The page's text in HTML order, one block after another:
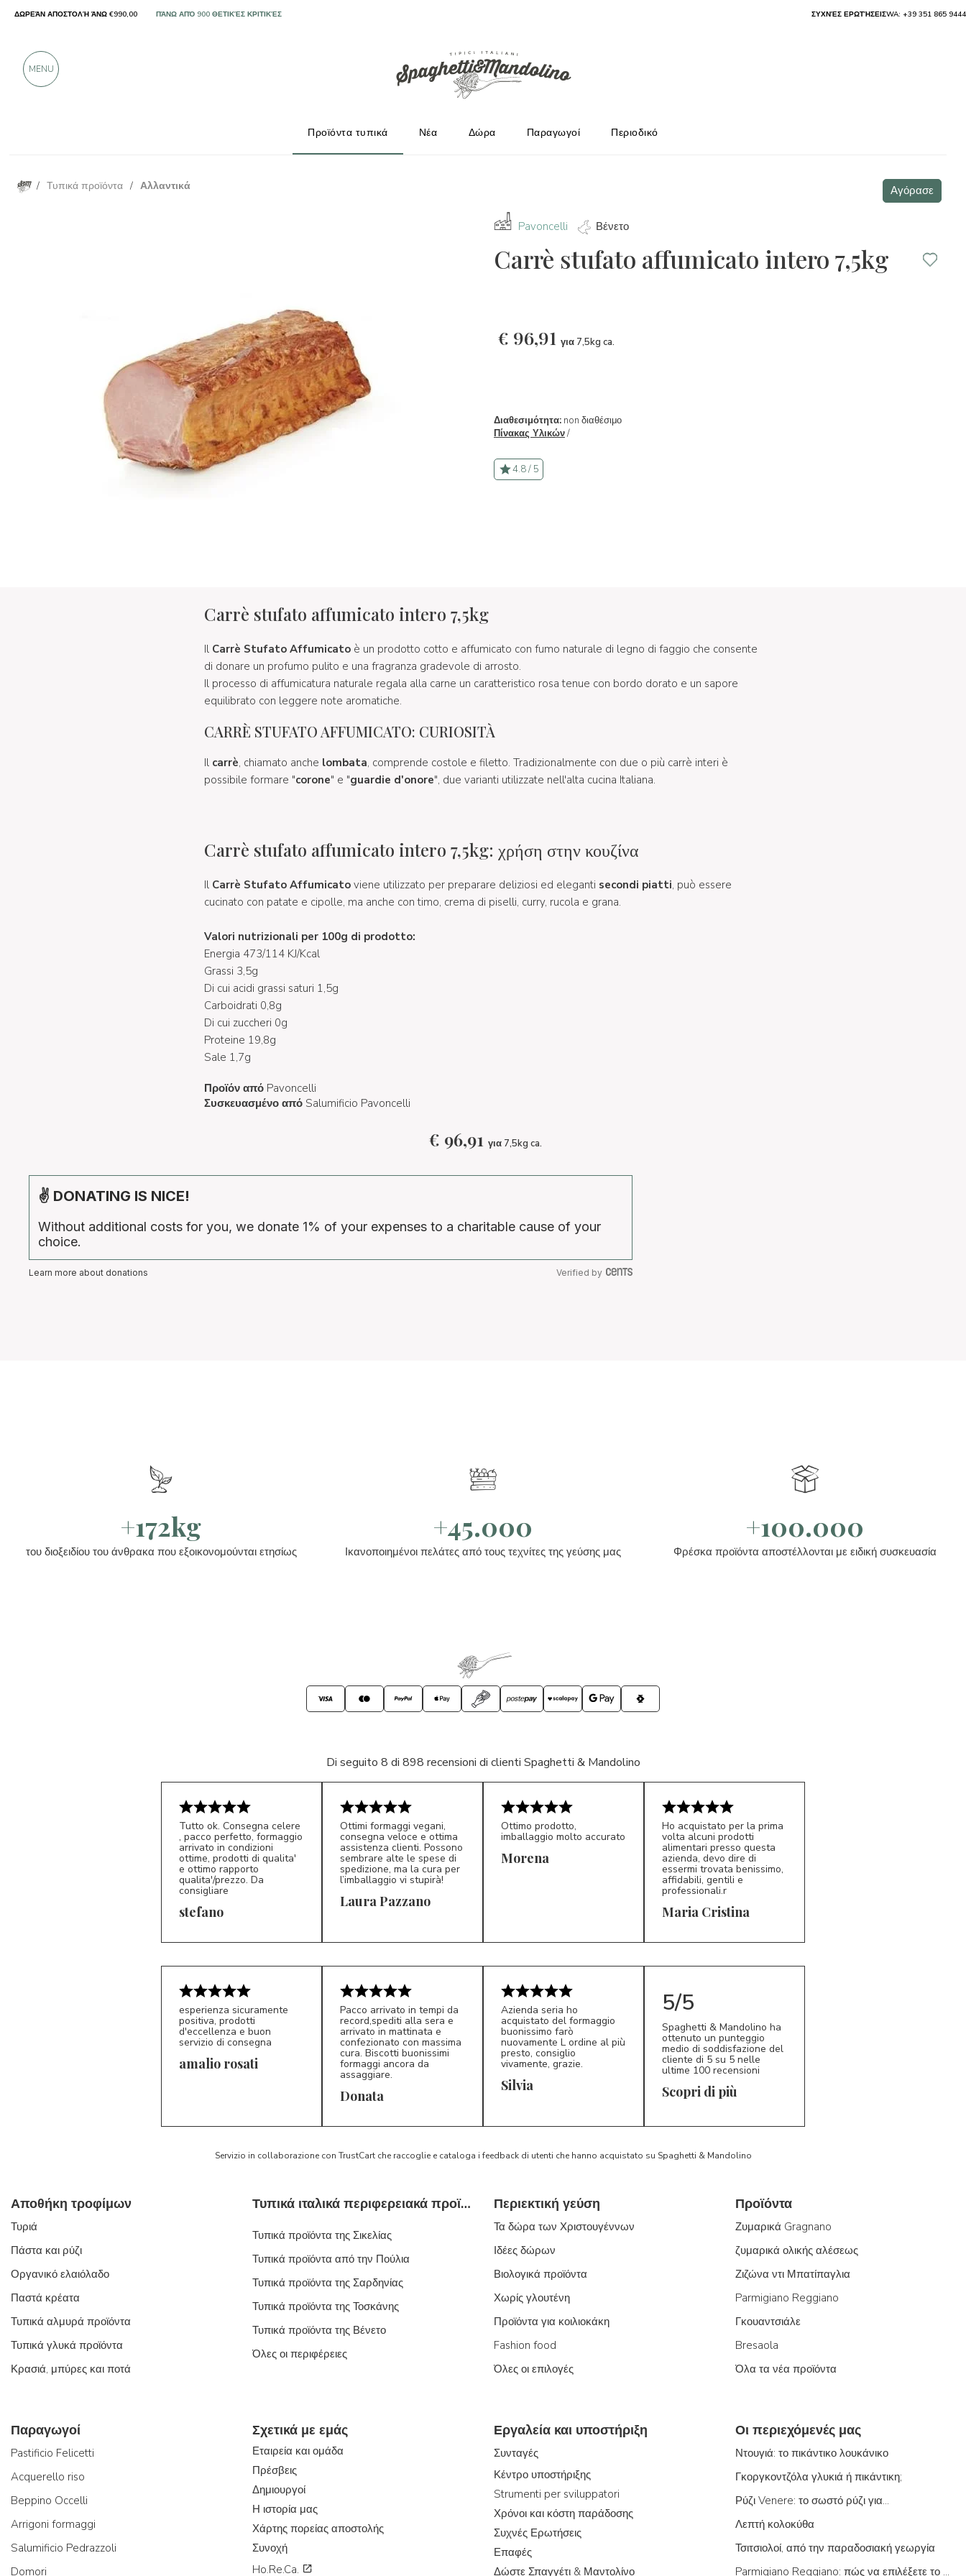
/ Τυπικά προϊόντα / Αλλαντικά Αγόρασε
Pavoncelli Βένετο
Carrè stufato affumicato intero 7,5kg
€ 96,91 για 7,5kg ca.
Διαθεσιμότητα: non διαθέσιμο
Πίνακας Υλικών/
4.8 / 5
Carrè stufato affumicato intero 7,5kg
IlCarrè Stufato Affumicato è un prodotto cotto e affumicato con fumo naturale di legno di faggio che consente
di donare un profumo pulito e una fragranza gradevole di arrosto.
Il processo di affumicatura naturale regala alla carne un caratteristico rosa tenue con bordo dorato e un sapore
equilibrato con leggere note aromatiche.
CARRÈ STUFATO AFFUMICATO: CURIOSITÀ
Il carrè, chiamato anche lombata, comprende costole e filetto. Tradizionalmente con due o più carrè interi è
possibile formare "corone" e "guardie d'onore", due varianti utilizzate nell'alta cucina Italiana.
Carrè stufato affumicato intero 7,5kg: χρήση στην κουζίνα
IlCarrè Stufato Affumicatoviene utilizzato per preparare deliziosi ed eleganti secondi piatti, può essere
cucinato con patate e cipolle, ma anche con timo, crema di piselli, curry, rucola e grana.
Valori nutrizionali per 100g di prodotto:
Energia 473/114 KJ/Kcal
Grassi 3,5g
Di cui acidi grassi saturi 1,5g
Carboidrati 0,8g
Di cui zuccheri 0g
Proteine 19,8g
Sale 1,7g
Προϊόν απόPavoncelli
Συσκευασμένο απόSalumificio Pavoncelli
€ 96,91 για 7,5kg ca.
✌ DONATING IS NICE!
Without additional costs for you, we donate 1% of your expenses to a charitable cause of your
choice.
Learn more about donations Verified by
+172kg
του διοξειδίου του άνθρακα που εξοικονομούνται ετησίως
+45.000
Ικανοποιημένοι πελάτες από τους τεχνίτες της γεύσης μας
+100.000
Φρέσκα προϊόντα αποστέλλονται με ειδική συσκευασία
Di seguito 8 di 898 recensioni di clienti Spaghetti & Mandolino
S*
Tutto ok. Consegna celere
, pacco perfetto, formaggio
arrivato in condizioni
ottime, prodotti di qualita'
e ottimo rapporto
qualita'/prezzo. Da
consigliare
stefano LP 5/5
Ottimi formaggi vegani,
consegna veloce e ottima
assistenza clienti. Possono
sembrare alte le spese di
spedizione, ma la cura per
l’imballaggio vi stupirà!
Laura Pazzano
Ottimo prodotto,
imballaggio molto accurato
Morena
MC 5/5
Ho acquistato per la prima
volta alcuni prodotti
alimentari presso questa
azienda, devo dire di
essermi trovata benissimo,
affidabili, gentili e
professionali.r
Maria Cristina
esperienza sicuramente
positiva, prodotti
d'eccellenza e buon
servizio di consegna
amalio rosati
D*
Pacco arrivato in tempi da
record,spediti alla sera e
arrivato in mattinata e
confezionato con massima
cura. Biscotti buonissimi
formaggi ancora da
assaggiare.
Donata S*
Azienda seria ho
acquistato del formaggio
buonissimo farò
nuovamente L ordine al più
presto, consiglio
vivamente, grazie.
Silvia
5/5
Spaghetti & Mandolino ha
ottenuto un punteggio
medio di soddisfazione del
cliente di 5 su 5 nelle
ultime 100 recensioni
Scopri di più
Servizio in collaborazione con TrustCart che raccoglie e cataloga i feedback di utenti che hanno acquistato su Spaghetti & Mandolino
Αποθήκη τροφίμων
Τυριά
Πάστα και ρύζι
Οργανικό ελαιόλαδο
Παστά κρέατα
Τυπικά αλμυρά προϊόντα
Τυπικά γλυκά προϊόντα
Κρασιά, μπύρες και ποτά
Τυπικά ιταλικά περιφερειακά προϊόντα
Τυπικά προϊόντα της Σικελίας
Τυπικά προϊόντα από την Πούλια
Τυπικά προϊόντα της Σαρδηνίας
Τυπικά προϊόντα της Τοσκάνης
Τυπικά προϊόντα της Βένετο
Όλες οι περιφέρειες
Περιεκτική γεύση
Τα δώρα των Χριστουγέννων
Ιδέες δώρων
Βιολογικά προϊόντα
Χωρίς γλουτένη
Προϊόντα για κοιλιοκάκη
Fashion food
Όλες οι επιλογές
Προϊόντα
Ζυμαρικά Gragnano
ζυμαρικά ολικής αλέσεως
Ζιζώνα ντι Μπατίπαγλια
Parmigiano Reggiano
Γκουαντσιάλε
Bresaola
Όλα τα νέα προϊόντα
Παραγωγοί
Pastificio Felicetti
Acquerello riso
Beppino Occelli
Arrigoni formaggi
Salumificio Pedrazzoli
Domori
Σχετικά με εμάς
Εταιρεία και ομάδα
Πρέσβεις
Δημιουργοί
Η ιστορία μας
Χάρτης πορείας αποστολής
Συνοχή
Ho.Re.Ca.
Εργαλεία και υποστήριξη
Συνταγές
Κέντρο υποστήριξης
Strumenti per sviluppatori
Χρόνοι και κόστη παράδοσης
Συχνές Ερωτήσεις
Επαφές
Δώστε Σπαγγέτι & Μαντολίνο
Οι περιεχόμενές μας
Ντουγιά: το πικάντικο λουκάνικο
Γκοργκοντζόλα γλυκιά ή πικάντικη;
Ρύζι Venere: το σωστό ρύζι για...
Λεπτή κολοκύθα
Τσιτσιολοί, από την παραδοσιακή γεωργία
Parmigiano Reggiano: πώς να επιλέξετε το σωστό
ΔΩΡΕΆΝ ΑΠΟΣΤΟΛΉ ΆΝΩ €990,00 ΜΌΝΟ ΠΡΟΪΌΝΤΑ ΑΠΌ ΕΞΑΙΡΕΤΙΚΟΎΣ ΠΑΡΑΓΩΓΟΎΣ ΣΥΧΝΈΣ ΕΡΩΤΉΣΕΙΣWA: +39 351 865 9444
MENU
Προϊόντα τυπικά Νέα Δώρα Παραγωγοί Περιοδικό